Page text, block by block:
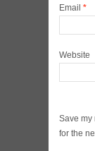
Email *
Website
Save my
for the